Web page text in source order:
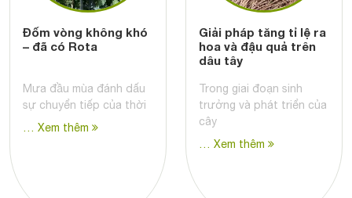
Đốm vòng không khó
– đã có Rota
Mưa đầu mùa đánh dấu
sự chuyển tiếp của thời
… Xem thêm
Giải pháp tăng tỉ lệ ra
hoa và đậu quả trên
dâu tây
Trong giai đoạn sinh
trưởng và phát triển của
cây
… Xem thêm